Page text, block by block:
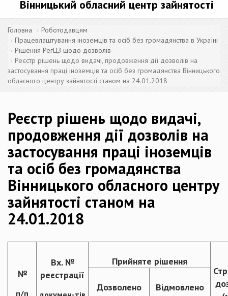
Вінницький обласний центр зайнятості
Головна
Роботодавцям
Працевлаштування іноземців та осіб без громадянства в Україні
Рішення РегЦЗ щодо дозволів
Реєстр рішень щодо видачі, продовження дії дозволів на
застосування праці іноземців та осіб без громадянства Вінницького
обласного центру зайнятості станом на 24.01.2018
Реєстр рішень щодо видачі,
продовження дії дозволів на
застосування праці іноземців
та осіб без громадянства
Вінницького обласного центру
зайнятості станом на
24.01.2018
№
п/п
Вх. №
реєстрації
Прийняте рішення
Дозволено Відмовлено